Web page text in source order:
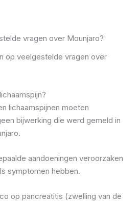
vragen over Mounjaro?
op veelgestelde vragen over
lichaamspijnen moeten
bijwerking die werd gemeld in
aandoeningen veroorzaken
symptomen hebben.
op pancreatitis (zwelling van de